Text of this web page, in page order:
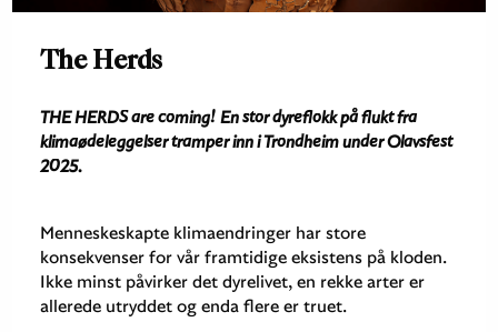
The Herds
THE HERDS are coming! En stor dyreflokk på flukt fra
klimaødeleggelser tramper inn i Trondheim under Olavsfest
2025.
Menneskeskapte klimaendringer har store
konsekvenser for vår framtidige eksistens på kloden.
Ikke minst påvirker det dyrelivet, en rekke arter er
allerede utryddet og enda flere er truet.